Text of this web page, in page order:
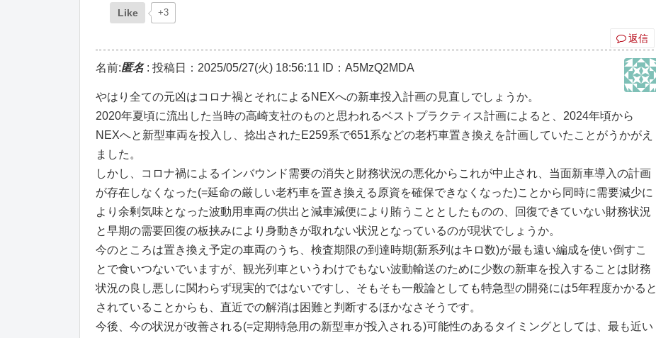
Like +3
返信
名前:匿名: 投稿日：2025/05/27(火) 18:56:11 ID：A5MzQ2MDA
やはり全ての元凶はコロナ禍とそれによるNEXへの新車投入計画の見直しでしょうか。
2020年夏頃に流出した当時の高崎支社のものと思われるベストプラクティス計画によると、2024年頃から
NEXへと新型車両を投入し、捻出されたE259系で651系などの老朽車置き換えを計画していたことがうかがえ
ました。
しかし、コロナ禍によるインバウンド需要の消失と財務状況の悪化からこれが中止され、当面新車導入の計画
が存在しなくなった(=延命の厳しい老朽車を置き換える原資を確保できなくなった)ことから同時に需要減少に
より余剰気味となった波動用車両の供出と減車減便により賄うこととしたものの、回復できていない財務状況
と早期の需要回復の板挟みにより身動きが取れない状況となっているのが現状でしょうか。
今のところは置き換え予定の車両のうち、検査期限の到達時期(新系列はキロ数)が最も遠い編成を使い倒すこ
とで食いつないでいますが、観光列車というわけでもない波動輸送のために少数の新車を投入することは財務
状況の良し悪しに関わらず現実的ではないですし、そもそも一般論としても特急型の開発には5年程度かかると
されていることからも、直近での解消は困難と判断するほかなさそうです。
今後、今の状況が改善される(=定期特急用の新型車が投入される)可能性のあるタイミングとしては、最も近い